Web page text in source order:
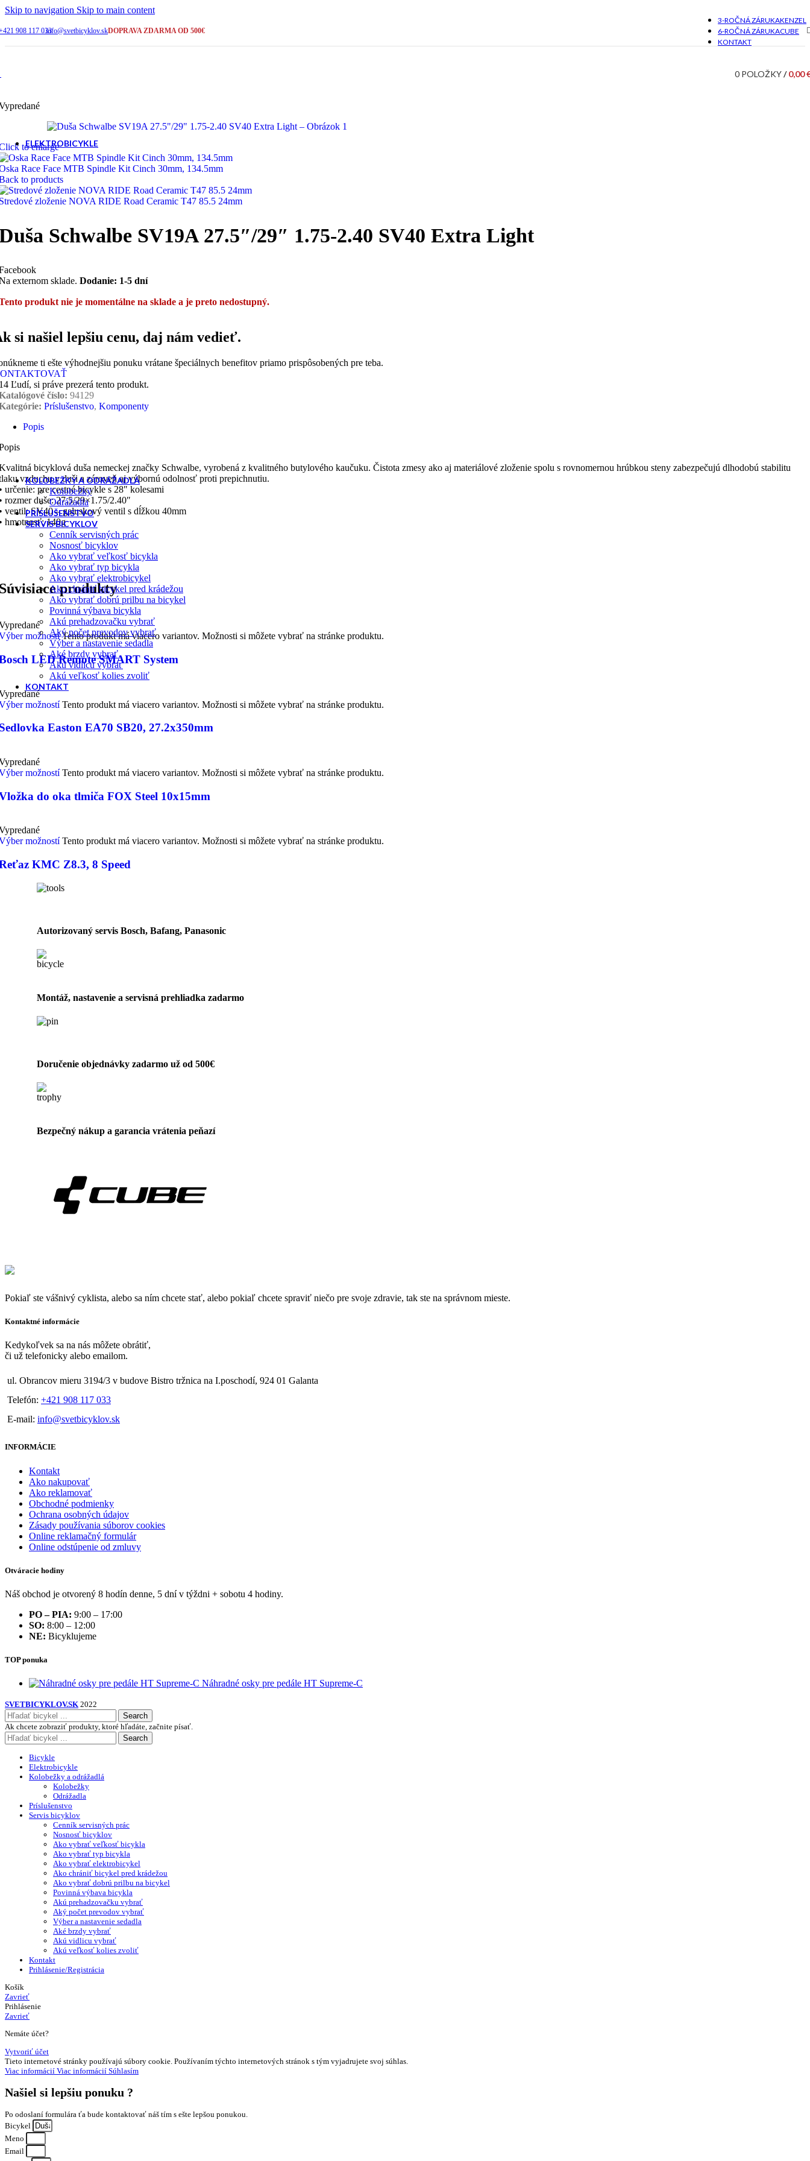
Skip to navigation Skip to main content
908 117 033info@svetbicyklov.skDOPRAVA ZDARMA OD 500€
3-ROČNÁ ZÁRUKAKENZEL
6-ROČNÁ ZÁRUKACUBE
KONTAKT
ŠIROKÝ VÝBER
Bicykle na sklade
+421 908 117 033
ELEKTROBICYKLE
Cross a trekking
Horské - celoodpružené
Horské - MTB
Trojkolka
KOLOBEŽKY A ODRÁŽADLÁ
Kolobežky
Odrážadla
PRÍSLUŠENSTVO
SERVIS BICYKLOV
Cenník servisných prác
Nosnosť bicyklov
Ako vybrať veľkosť bicykla
Ako vybrať typ bicykla
Ako vybrať elektrobicykel
Ako chrániť bicykel pred krádežou
Ako vybrať dobrú prilbu na bicykel
Povinná výbava bicykla
Akú prehadzovačku vybrať
Aký počet prevodov vybrať
Výber a nastavenie sedadla
Aké brzdy vybrať
Akú vidlicu vybrať
Akú veľkosť kolies zvoliť
KONTAKT
0 POLOŽKY/ 0,00
to enlarge
Race Face MTB Spindle Kit Cinch 30mm, 134.5mm
to products
zloženie NOVA RIDE Road Ceramic T47 85.5 24mm
Schwalbe SV19A 27.5″/29″ 1.75-2.40 SV40 Extra Light
externom sklade. Dodanie: 1-5 dní
produkt nie je momentálne na sklade a je preto nedostupný.
si našiel lepšiu cenu, daj nám vedieť.
ti ešte výhodnejšiu ponuku vrátane špeciálnych benefitov priamo prispôsobených pre teba.
Ľudí, si práve prezerá tento produkt.
číslo: 94129
Príslušenstvo, Komponenty
Popis
bicyklová duša nemeckej značky Schwalbe, vyrobená z kvalitného butylového kaučuku. Čistota zmesy ako aj materiálové zloženie spolu s rovnomernou hrúbkou steny zabezpečujú dlhodobú stabilitu
vzduchu v duši a zároveň aj výbornú odolnosť proti prepichnutiu.
určenie: pre cestné bicykle s 28″ kolesami
rozmer duše: 27.5/29×1.75/2.40″
ventil: SV40 – galuskový ventil s dĺžkou 40mm
hmotnosť: 140g
produkty
možností Tento produkt má viacero variantov. Možnosti si môžete vybrať na stránke produktu.
LED Remote SMART System
možností Tento produkt má viacero variantov. Možnosti si môžete vybrať na stránke produktu.
Easton EA70 SB20, 27.2x350mm
možností Tento produkt má viacero variantov. Možnosti si môžete vybrať na stránke produktu.
do oka tlmiča FOX Steel 10x15mm
možností Tento produkt má viacero variantov. Možnosti si môžete vybrať na stránke produktu.
KMC Z8.3, 8 Speed
Autorizovaný servis Bosch, Bafang, Panasonic
Montáž, nastavenie a servisná prehliadka zadarmo
Doručenie objednávky zadarmo už od 500€
Bezpečný nákup a garancia vrátenia peňazí
Pokiaľ ste vášnivý cyklista, alebo sa ním chcete stať, alebo pokiaľ chcete spraviť niečo pre svoje zdravie, tak ste na správnom mieste.
Kontaktné informácie
Kedykoľvek sa na nás môžete obrátiť,
či už telefonicky alebo emailom.
ul. Obrancov mieru 3194/3 v budove Bistro tržnica na I.poschodí, 924 01 Galanta
Telefón: +421 908 117 033
E-mail: info@svetbicyklov.sk
INFORMÁCIE
Kontakt
Ako nakupovať
Ako reklamovať
Obchodné podmienky
Ochrana osobných údajov
Zásady používania súborov cookies
Online reklamačný formulár
Online odstúpenie od zmluvy
Otváracie hodiny
Náš obchod je otvorený 8 hodín denne, 5 dní v týždni + sobotu 4 hodiny.
PO – PIA: 9:00 – 17:00
SO: 8:00 – 12:00
NE: Bicyklujeme
TOP ponuka
Náhradné osky pre pedále HT Supreme-C
SVETBICYKLOV.SK 2022
Search
Ak chcete zobraziť produkty, ktoré hľadáte, začnite písať.
Search
Bicykle
Elektrobicykle
Kolobežky a odrážadlá
Kolobežky
Odrážadla
Príslušenstvo
Servis bicyklov
Cenník servisných prác
Nosnosť bicyklov
Ako vybrať veľkosť bicykla
Ako vybrať typ bicykla
Ako vybrať elektrobicykel
Ako chrániť bicykel pred krádežou
Ako vybrať dobrú prilbu na bicykel
Povinná výbava bicykla
Akú prehadzovačku vybrať
Aký počet prevodov vybrať
Výber a nastavenie sedadla
Aké brzdy vybrať
Akú vidlicu vybrať
Akú veľkosť kolies zvoliť
Kontakt
Prihlásenie/Registrácia
Košík
Zavrieť
Prihlásenie
Zavrieť
Nemáte účet?
Vytvoriť účet
Tieto internetové stránky používajú súbory cookie. Používaním týchto internetových stránok s tým vyjadrujete svoj súhlas.
Viac informácií Viac informácií Súhlasím
Našiel si lepšiu ponuku ?
Po odoslaní formulára ťa bude kontaktovať náš tím s ešte lepšou ponukou.
Bicykel
Meno
Email